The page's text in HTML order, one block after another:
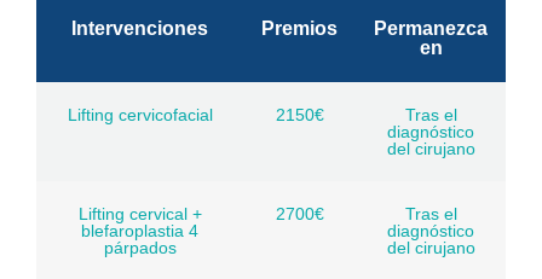
Intervenciones Premios
Permanezca
en
Lifting cervicofacial 2150€
Tras el
diagnóstico
del cirujano
Lifting cervical +
blefaroplastia 4
párpados
2700€
Tras el
diagnóstico
del cirujano